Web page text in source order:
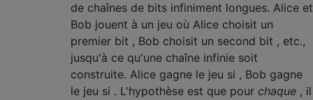
de chaînes de bits infiniment longues. Alice et
Bob jouent à un jeu où Alice choisit un
premier bit , Bob choisit un second bit , etc.,
jusqu'à ce qu'une chaîne infinie soit
construite. Alice gagne le jeu si , Bob gagne
le jeu si . L'hypothèse est que pour chaque , il